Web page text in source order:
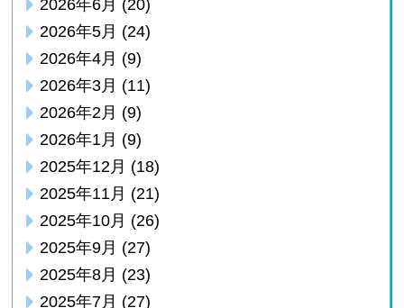
2026年6月 (20)
2026年5月 (24)
2026年4月 (9)
2026年3月 (11)
2026年2月 (9)
2026年1月 (9)
2025年12月 (18)
2025年11月 (21)
2025年10月 (26)
2025年9月 (27)
2025年8月 (23)
2025年7月 (27)